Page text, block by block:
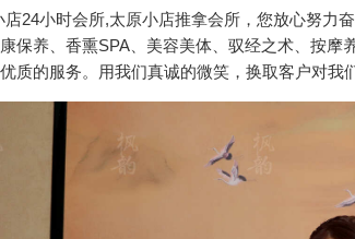
24小时会所,太原小店推拿会所，您放心努力
保养、香熏SPA、美容美体、驭经之术、按摩
质的服务。用我们真诚的微笑，换取客户对我